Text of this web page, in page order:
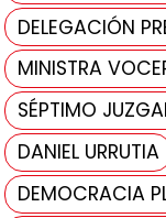
DELEGACIÓN
MINISTRA
SÉPTIMO
DANIEL URRUTIA
DEMOCRACIA